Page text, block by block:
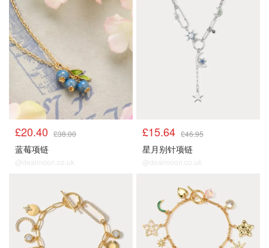
顺手买1件
£20.40 £38.00
蓝莓项链
@dealmoon.co.uk
顺手买1件
£15.64 £46.95
星月别针项链
@dealmoon.co.uk